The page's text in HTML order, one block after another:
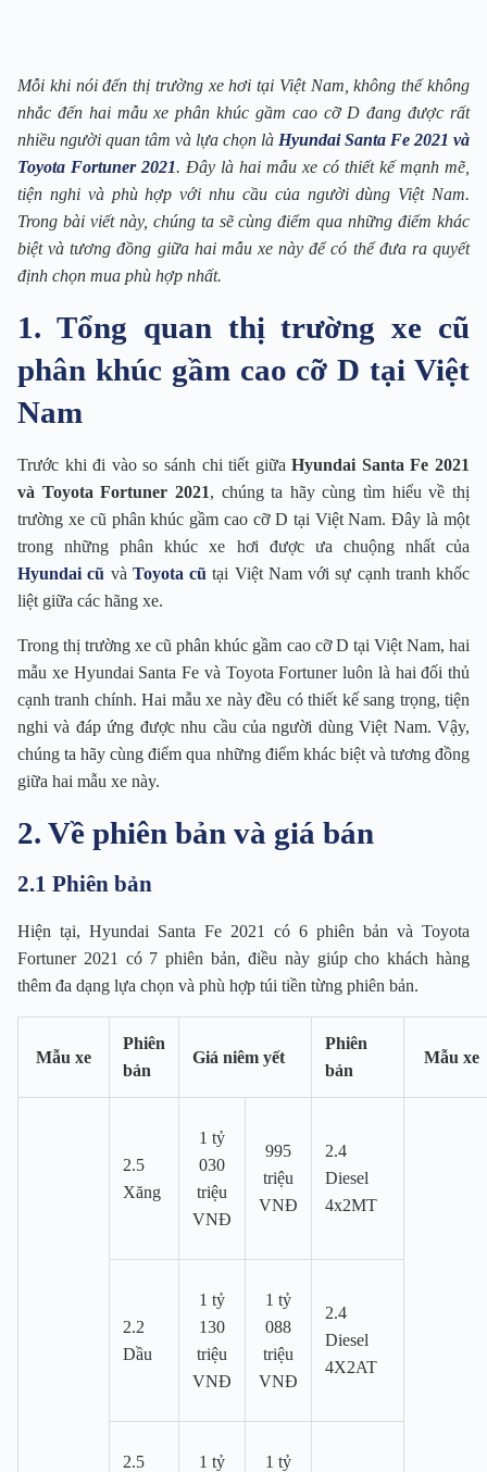
Mỗi khi nói đến thị trường xe hơi tại Việt Nam, không thể không
nhắc đến hai mẫu xe phân khúc gầm cao cỡ D đang được rất
nhiều người quan tâm và lựa chọn là Hyundai Santa Fe 2021 và
Toyota Fortuner 2021. Đây là hai mẫu xe có thiết kế mạnh mẽ,
tiện nghi và phù hợp với nhu cầu của người dùng Việt Nam.
Trong bài viết này, chúng ta sẽ cùng điểm qua những điểm khác
biệt và tương đồng giữa hai mẫu xe này để có thể đưa ra quyết
định chọn mua phù hợp nhất.
1. Tổng quan thị trường xe cũ
phân khúc gầm cao cỡ D tại Việt
Nam
Trước khi đi vào so sánh chi tiết giữaHyundai Santa Fe 2021
và Toyota Fortuner 2021, chúng ta hãy cùng tìm hiểu về thị
trường xe cũ phân khúc gầm cao cỡ D tại Việt Nam. Đây là một
trong những phân khúc xe hơi được ưa chuộng nhất của
Hyundai cũ và Toyota cũ tại Việt Nam với sự cạnh tranh khốc
liệt giữa các hãng xe.
Trong thị trường xe cũ phân khúc gầm cao cỡ D tại Việt Nam, hai
mẫu xe Hyundai Santa Fe và Toyota Fortuner luôn là hai đối thủ
cạnh tranh chính. Hai mẫu xe này đều có thiết kế sang trọng, tiện
nghi và đáp ứng được nhu cầu của người dùng Việt Nam. Vậy,
chúng ta hãy cùng điểm qua những điểm khác biệt và tương đồng
giữa hai mẫu xe này.
2. Về phiên bản và giá bán
2.1 Phiên bản
Hiện tại, Hyundai Santa Fe 2021 có 6 phiên bản và Toyota
Fortuner 2021 có 7 phiên bản, điều này giúp cho khách hàng
thêm đa dạng lựa chọn và phù hợp túi tiền từng phiên bản.
Mẫu xe
Phiên
bản
Giá niêm yết
Phiên
bản
Mẫu xe
2.5
Xăng
1 tỷ
030
triệu
VNĐ
995
triệu
VNĐ
2.4
Diesel
4x2MT
2.2
Dầu
1 tỷ
130
triệu
VNĐ
1 tỷ
088
triệu
VNĐ
2.4
Diesel
4X2AT
2.5
1 tỷ
1 tỷ